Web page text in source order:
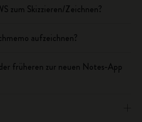
zum Skizzieren/Zeichnen?
aufzeichnen?
früheren zur neuen Notes-App